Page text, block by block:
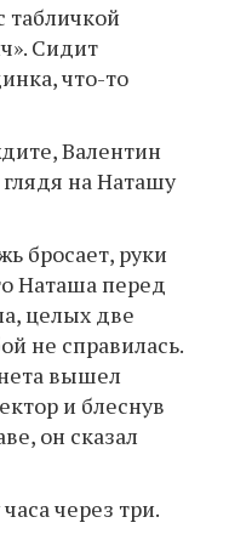
табличкой
Сидит
что-то
Валентин
на Наташу
бросает, руки
Наташа перед
целых две
не справилась.
вышел
и блеснув
он сказал
через три.